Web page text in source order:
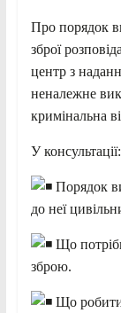
Про порядок
зброї
центр з
неналежне
кримінальна
У консультації:
Порядок
до неї
Що
зброю.
Що робити